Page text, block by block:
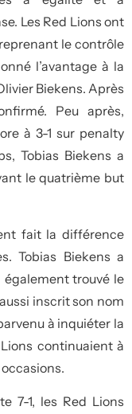
Les Red Lions ont
le contrôle
l’avantage à la
Biekens. Après
Peu après,
à 3-1 sur penalty
Tobias Biekens a
le quatrième but
fait la différence
Tobias Biekens a
également trouvé le
inscrit son nom
à inquiéter la
continuaient à
7-1, les Red Lions